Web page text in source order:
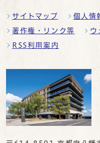
サイトマップ 個人情
著作権・リンク等 ウ
RSS利用案内